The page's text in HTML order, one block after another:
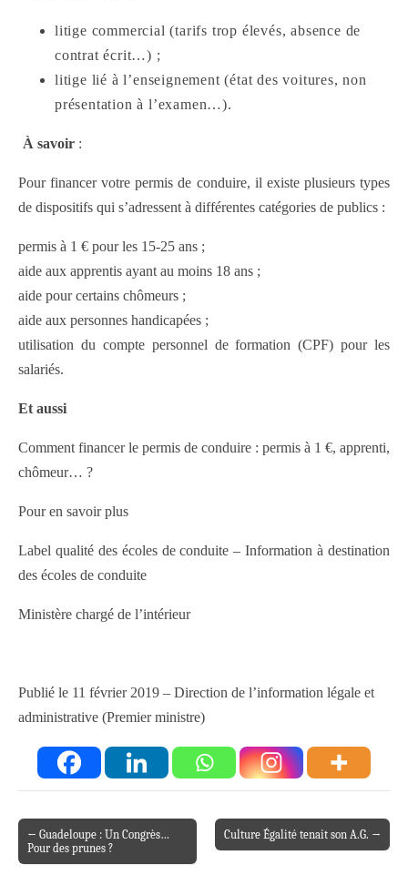
litige commercial (tarifs trop élevés, absence de
contrat écrit…) ;
litige lié à l’enseignement (état des voitures, non
présentation à l’examen…).
À savoir:
Pour financer votre permis de conduire, il existe plusieurs types
de dispositifs qui s’adressent à différentes catégories de publics :
permis à 1 € pour les 15-25 ans ;
aide aux apprentis ayant au moins 18 ans ;
aide pour certains chômeurs ;
aide aux personnes handicapées ;
utilisation du compte personnel de formation (CPF) pour les
salariés.
Et aussi
Comment financer le permis de conduire : permis à 1 €, apprenti,
chômeur… ?
Pour en savoir plus
Label qualité des écoles de conduite – Information à destination
des écoles de conduite
Ministère chargé de l’intérieur
Publié le 11 février 2019 – Direction de l’information légale et
administrative (Premier ministre)
Post navigation
← Guadeloupe : Un Congrès…
Pour des prunes ?
Culture Égalité tenait son A.G. →